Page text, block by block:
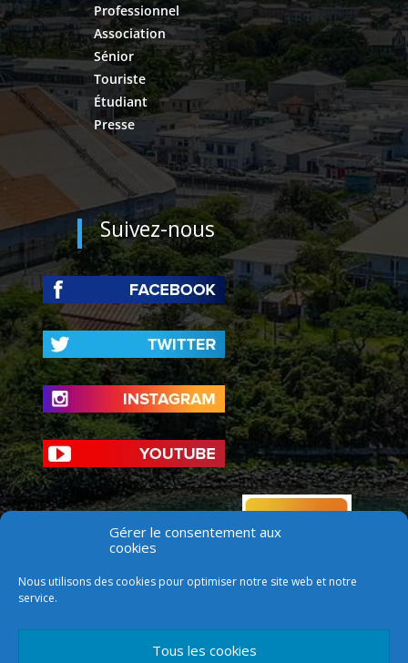
Gérer le consentement aux
cookies
Nous utilisons des cookies pour optimiser notre site web et notre
service.
Tous les cookies
Professionnel
Association
Sénior
Touriste
Étudiant
Presse
Suivez-nous